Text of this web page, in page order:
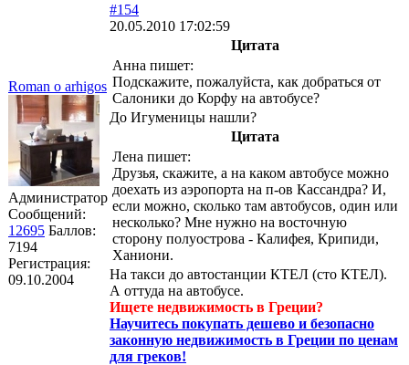
Roman o arhigos
Администратор
Сообщений:
12695 Баллов:
7194
Регистрация:
09.10.2004
#154
20.05.2010 17:02:59
Цитата
Анна пишет:
Подскажите, пожалуйста, как добраться от
Салоники до Корфу на автобусе?
До Игуменицы нашли?
Цитата
Лена пишет:
Друзья, скажите, а на каком автобусе можно
доехать из аэропорта на п-ов Кассандра? И,
если можно, сколько там автобусов, один или
несколько? Мне нужно на восточную
сторону полуострова - Калифея, Крипиди,
Ханиони.
На такси до автостанции КТЕЛ (сто КТЕЛ).
А оттуда на автобусе.
Ищете недвижимость в Греции?
Научитесь покупать дешево и безопасно
законную недвижимость в Греции по ценам
для греков!